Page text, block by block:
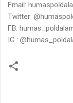
Email:
Twitter:
FB:
IG :